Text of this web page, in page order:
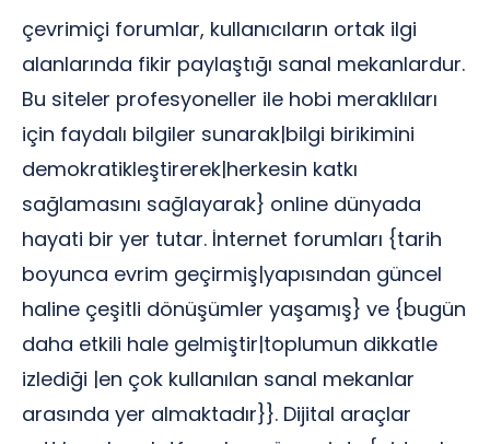
çevrimiçi forumlar, kullanıcıların ortak ilgi
alanlarında fikir paylaştığı sanal mekanlardur.
Bu siteler profesyoneller ile hobi meraklıları
için faydalı bilgiler sunarak|bilgi birikimini
demokratikleştirerek|herkesin katkı
sağlamasını sağlayarak} online dünyada
hayati bir yer tutar. İnternet forumları {tarih
boyunca evrim geçirmiş|yapısından güncel
haline çeşitli dönüşümler yaşamış} ve {bugün
daha etkili hale gelmiştir|toplumun dikkatle
izlediği |en çok kullanılan sanal mekanlar
arasında yer almaktadır}}. Dijital araçlar